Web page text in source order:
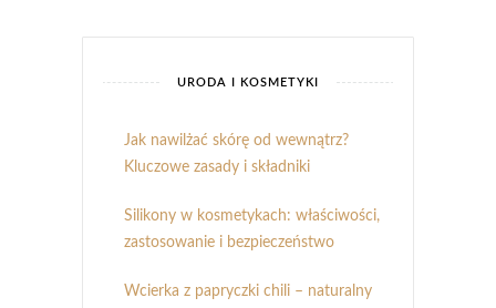
URODA I KOSMETYKI
Jak nawilżać skórę od wewnątrz?
Kluczowe zasady i składniki
Silikony w kosmetykach: właściwości,
zastosowanie i bezpieczeństwo
Wcierka z papryczki chili – naturalny